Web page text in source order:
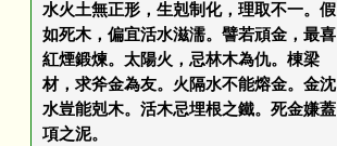
水火土無正形，生剋制化，理取不一。假
如死木，偏宜活水滋濡。譬若頑金，最喜
紅煙鍛煉。太陽火，忌林木為仇。棟梁
材，求斧金為友。火隔水不能熔金。金沈
水豈能剋木。活木忌埋根之鐵。死金嫌蓋
項之泥。